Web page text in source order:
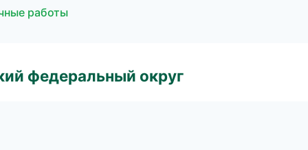
работы
федеральный округ